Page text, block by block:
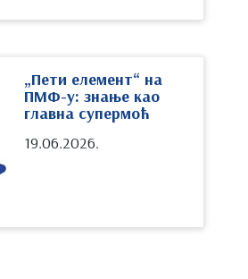
„Пети елемент“ на
ПМФ-у: знање као
главна супермоћ
19.06.2026.